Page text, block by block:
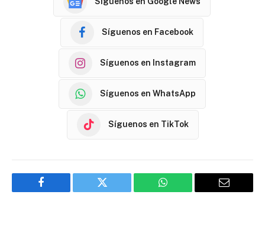
Síguenos en Facebook
Síguenos en Instagram
Síguenos en WhatsApp
Síguenos en TikTok
Facebook Twitter WhatsApp Email